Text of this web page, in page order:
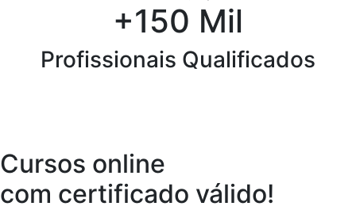
+150 Mil
Profissionais Qualificados
Cursos online
com certificado válido!